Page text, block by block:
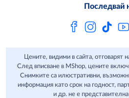
Последвай
Цените, видими в сайта, отговарят
След вписване в MShop, цените
Снимките са илюстративни,
информация като срок на годност,
и др. не е